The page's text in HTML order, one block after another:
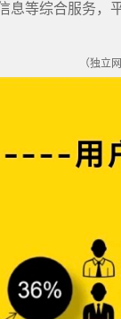
息等综合服务，
（独立